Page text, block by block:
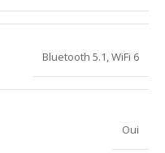
Bluetooth 5.1,WiFi 6
Oui